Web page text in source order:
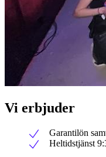
Vi erbjuder
Garantilön
Heltidstjänst